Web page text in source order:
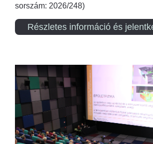
sorszám: 2026/248)
Részletes információ és